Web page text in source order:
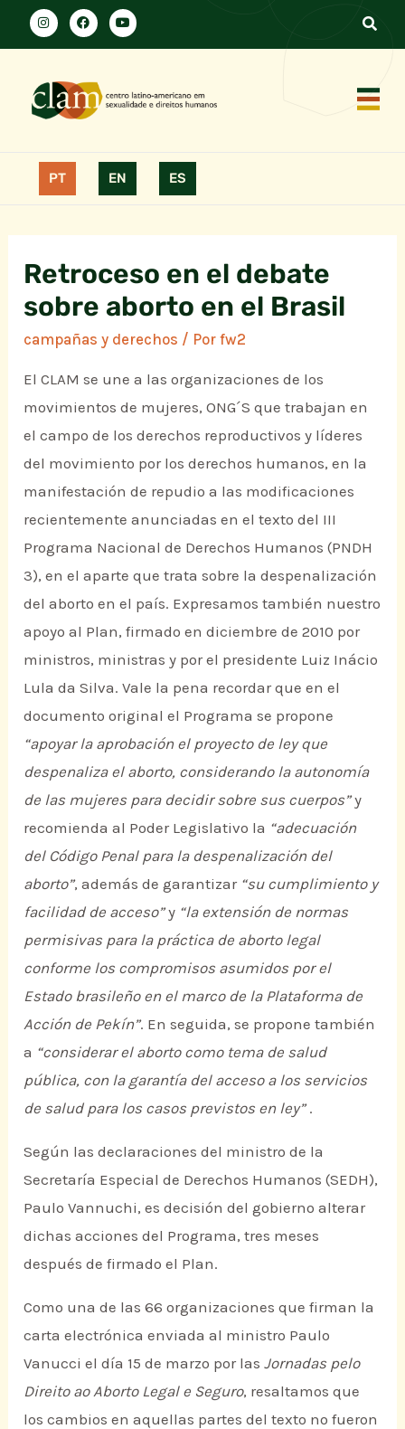
PT EN ES
Retroceso en el debate
sobre aborto en el Brasil
campañas y derechos / Porfw2
El CLAM se une a las organizaciones de los
movimientos de mujeres, ONG´S que trabajan en
el campo de los derechos reproductivos y líderes
del movimiento por los derechos humanos, en la
manifestación de repudio a las modificaciones
recientemente anunciadas en el texto del III
Programa Nacional de Derechos Humanos (PNDH
3), en el aparte que trata sobre la despenalización
del aborto en el país. Expresamos también nuestro
apoyo al Plan, firmado en diciembre de 2010 por
ministros, ministras y por el presidente Luiz Inácio
Lula da Silva. Vale la pena recordar que en el
documento original el Programa se propone
“apoyar la aprobación el proyecto de ley que
despenaliza el aborto, considerando la autonomía
de las mujeres para decidir sobre sus cuerpos”y
recomienda al Poder Legislativo la “adecuación
del Código Penal para la despenalización del
aborto”, además de garantizar “su cumplimiento y
facilidad de acceso”y “la extensión de normas
permisivas para la práctica de aborto legal
conforme los compromisos asumidos por el
Estado brasileño en el marco de la Plataforma de
Acción de Pekín”. En seguida, se propone también
a “considerar el aborto como tema de salud
pública, con la garantía del acceso a los servicios
de salud para los casos previstos en ley”.
Según las declaraciones del ministro de la
Secretaría Especial de Derechos Humanos (SEDH),
Paulo Vannuchi, es decisión del gobierno alterar
dichas acciones del Programa, tres meses
después de firmado el Plan.
Como una de las 66 organizaciones que firman la
carta electrónica enviada al ministro Paulo
Vanucci el día 15 de marzo por lasJornadas pelo
Direito ao Aborto Legal e Seguro, resaltamos que
los cambios en aquellas partes del texto no fueron